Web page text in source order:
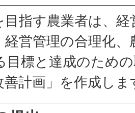
目指す農業者は、
経営管理の合理化
目標と達成のため
善計画」を作成しま